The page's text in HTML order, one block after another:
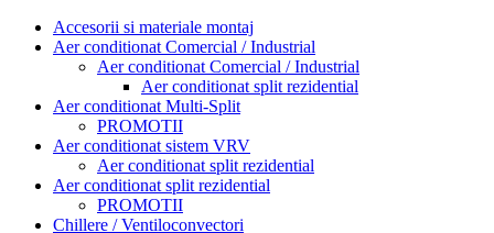
Accesorii si materiale montaj
Aer conditionat Comercial / Industrial
Aer conditionat Comercial / Industrial
Aer conditionat split rezidential
Aer conditionat Multi-Split
PROMOTII
Aer conditionat sistem VRV
Aer conditionat split rezidential
Aer conditionat split rezidential
PROMOTII
Chillere / Ventiloconvectori